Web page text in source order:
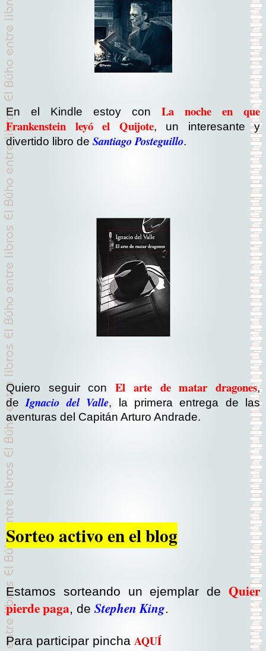
En el Kindle estoy con La noche en que
Frankenstein leyó el Quijote, un interesante y
divertido libro de Santiago Posteguillo.
Quiero seguir conEl arte de matar dragones,
deIgnacio del Valle, la primera entrega de las
aventuras del Capitán Arturo Andrade.
Sorteo activo en el blog
Estamos sorteando un ejemplar de Quier
pierde paga, de Stephen King.
Para participar pincha AQUÍ